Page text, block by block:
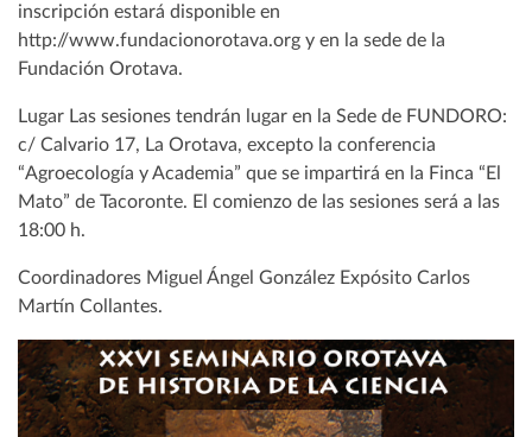
inscripción estará disponible en
http://www.fundacionorotava.org y en la sede de la
Fundación Orotava.
Lugar Las sesiones tendrán lugar en la Sede de FUNDORO:
c/ Calvario 17, La Orotava, excepto la conferencia
“Agroecología y Academia” que se impartirá en la Finca “El
Mato” de Tacoronte. El comienzo de las sesiones será a las
18:00 h.
Coordinadores Miguel Ángel González Expósito Carlos
Martín Collantes.